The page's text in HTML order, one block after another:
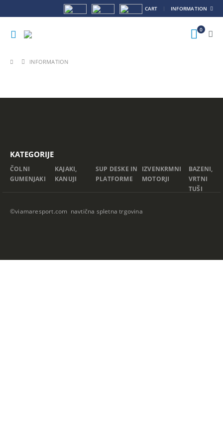
CART INFORMATION
0
INFORMATION
KATEGORIJE
ČOLNI
GUMENJAKI
KAJAKI,
KANUJI
SUP DESKE IN
PLATFORME
IZVENKRMNI
MOTORJI
BAZENI,
VRTNI
TUŠI
©viamaresport.com navtična spletna trgovina